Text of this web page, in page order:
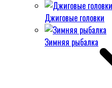
Джиговые головки
Зимняя рыбалка